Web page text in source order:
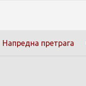
Напредна претрага